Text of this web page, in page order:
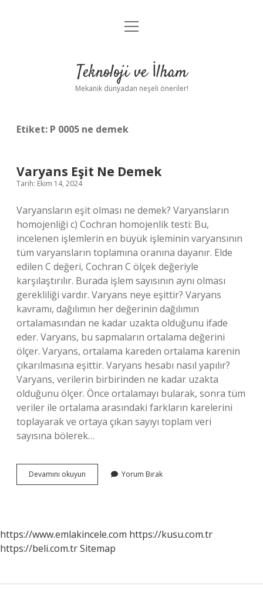
Anasayfa
Yasal Uyarı
menüyü
Teknoloji ve İlham
Mekanik dünyadan neşeli öneriler!
Etiket: P 0005 ne demek
Varyans Eşit Ne Demek
Tarih: Ekim 14, 2024
Varyansların eşit olması ne demek? Varyansların
homojenliği c) Cochran homojenlik testi: Bu,
incelenen işlemlerin en büyük işleminin varyansının
tüm varyansların toplamına oranına dayanır. Elde
edilen C değeri, Cochran C ölçek değeriyle
karşılaştırılır. Burada işlem sayısının aynı olması
gerekliliği vardır. Varyans neye eşittir? Varyans
kavramı, dağılımın her değerinin dağılımın
ortalamasından ne kadar uzakta olduğunu ifade
eder. Varyans, bu sapmaların ortalama değerini
ölçer. Varyans, ortalama kareden ortalama karenin
çıkarılmasına eşittir. Varyans hesabı nasıl yapılır?
Varyans, verilerin birbirinden ne kadar uzakta
olduğunu ölçer. Önce ortalamayı bularak, sonra tüm
veriler ile ortalama arasındaki farkların karelerini
toplayarak ve ortaya çıkan sayıyı toplam veri
sayısına bölerek…
Devamını okuyun Varyans
Eşit
Yorum Bırak
https://www.emlakincele.com https://kusu.com.tr
https://beli.com.trSitemap